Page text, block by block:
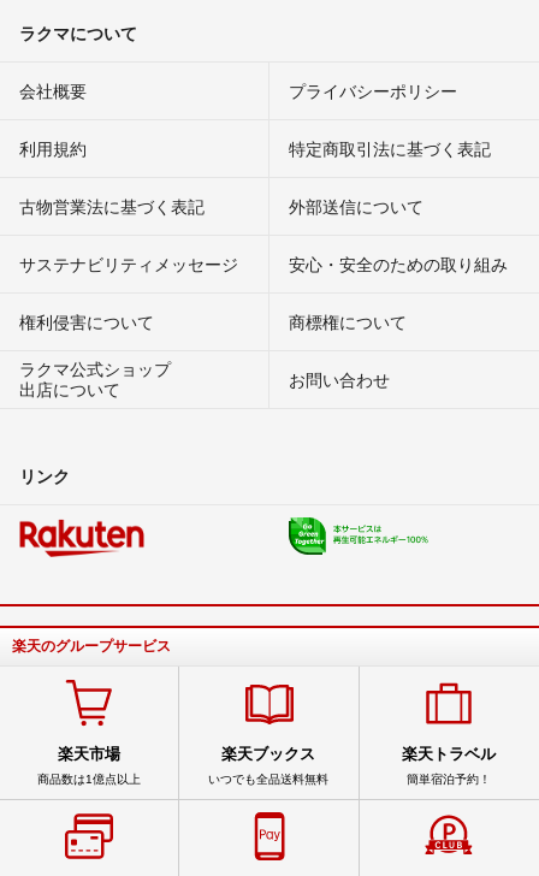
ラクマについて
会社概要 プライバシーポリシー
利用規約 特定商取引法に基づく表記
古物営業法に基づく表記 外部送信について
サステナビリティメッセージ 安心・安全のための取り組み
権利侵害について
商標権について
ラクマ公式ショップ
出店について
お問い合わせ
リンク
楽天のグループサービス
楽天市場
商品数は1億点以上
楽天ブックス
いつでも全品送料無料
楽天トラベル
簡単宿泊予約！